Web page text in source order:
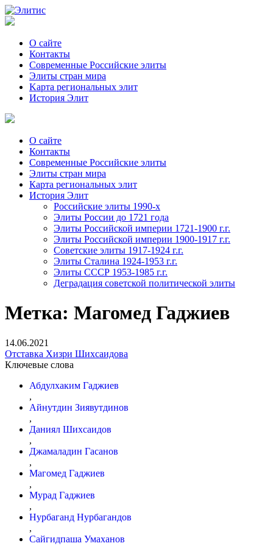
О сайте
Контакты
Современные Российские элиты
Элиты стран мира
Kартa региональных элит
История Элит
О сайте
Контакты
Современные Российские элиты
Элиты стран мира
Картa региональных элит
История Элит
Российские элиты 1990-х
Элиты России до 1721 года
Элиты Российской империи 1721-1900 г.г.
Элиты Российской империи 1900-1917 г.г.
Советские элиты 1917-1924 г.г.
Элиты Сталина 1924-1953 г.г.
Элиты СССР 1953-1985 г.г.
Деградация советской политической элиты
Метка: Магомед Гаджиев
14.06.2021
Отставка Хизри Шихсаидова
Ключевые слова
Абдулхаким Гаджиев
,
Айнутдин Зиявутдинов
,
Даниял Шихсаидов
,
Джамаладин Гасанов
,
Магомед Гаджиев
,
Мурад Гаджиев
,
Нурбаганд Нурбагандов
,
Сайгидпаша Умаханов